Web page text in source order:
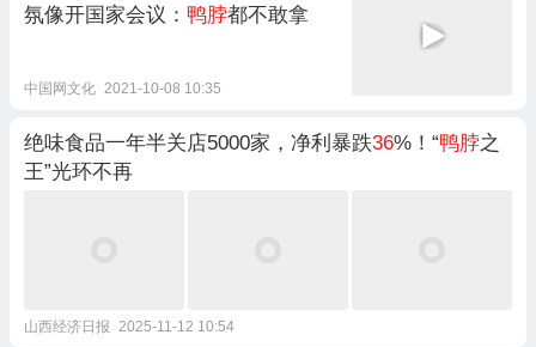
氛像开国家会议： 鸭脖都不敢拿
中国网文化 2021-10-08 10:35
绝味食品一年半关店5000家，净利暴跌36%！“鸭脖之
王”光环不再
山西经济日报 2025-11-12 10:54